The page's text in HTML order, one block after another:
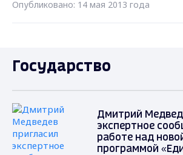
Опубликовано: 14 мая 2013 года
Государство
Дмитрий
экспертное
работе над
программой